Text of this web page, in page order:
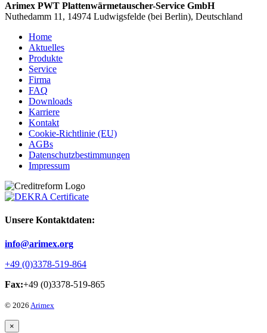
Arimex PWT Plattenwärmetauscher-Service GmbH
Nuthedamm 11, 14974 Ludwigsfelde (bei Berlin), Deutschland
Home
Aktuelles
Produkte
Service
Firma
FAQ
Downloads
Karriere
Kontakt
Cookie-Richtlinie (EU)
AGBs
Datenschutzbestimmungen
Impressum
Unsere Kontaktdaten:
info@arimex.org
+49 (0)3378-519-864
Fax:+49 (0)3378-519-865
© 2026 Arimex
×